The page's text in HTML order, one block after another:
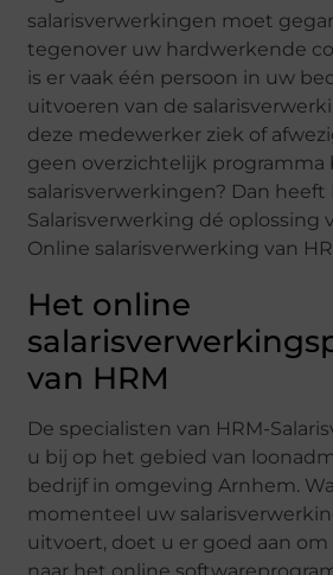
salarisverwerkingen moet
tegenover uw hardwerkende
is er vaak één persoon in uw
uitvoeren van de
deze medewerker ziek of
geen overzichtelijk programma
salarisverwerkingen? Dan heeft
Salarisverwerking dé oplossing
Online salarisverwerking van
Het online
van HRM
De specialisten van HRM-
u bij op het gebied van
bedrijf in omgeving Arnhem.
momenteel uw
uitvoert, doet u er goed aan